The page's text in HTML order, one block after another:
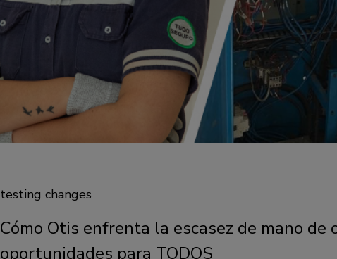
testing changes
Cómo Otis enfrenta la escasez de mano de
oportunidades para TODOS